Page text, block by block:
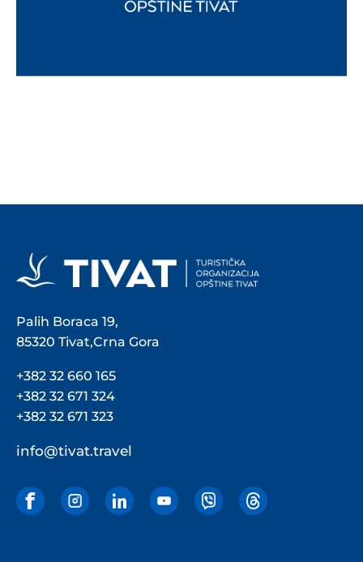
Palih Boraca 19,
85320 Tivat,Crna Gora
+382 32 660 165
+382 32 671 324
+382 32 671 323
info@tivat.travel